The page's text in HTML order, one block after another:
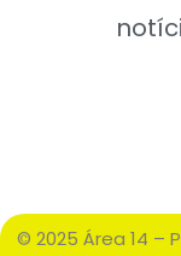
© 2025 Área 14 –